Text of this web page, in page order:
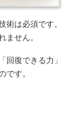
術は必須です。
ません。
回復できる力」
です。